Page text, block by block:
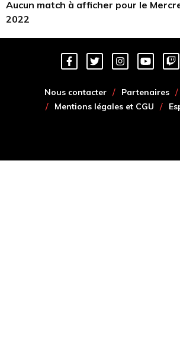
Aucun match à afficher pour le
2022
Nous contacter Partenaires
Mentions légales et CGU